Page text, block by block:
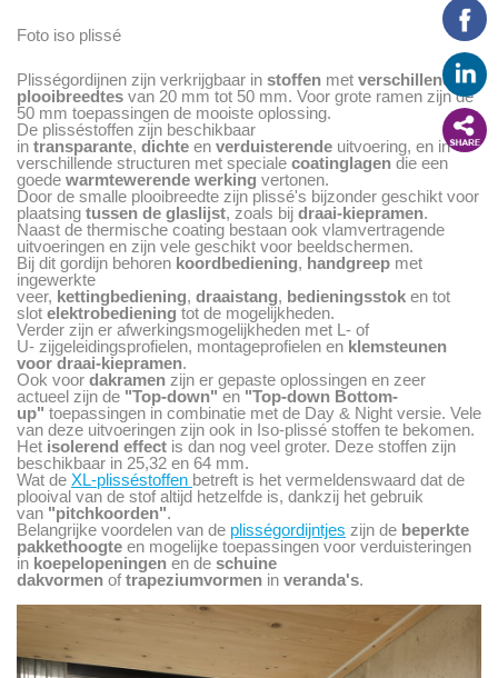
Foto iso plissé
Plisségordijnen zijn verkrijgbaar in stoffen met verschillende
plooibreedtes van 20 mm tot 50 mm. Voor grote ramen zijn de
50 mm toepassingen de mooiste oplossing.
De plisséstoffen zijn beschikbaar
in transparante, dichte en verduisterende uitvoering, en in
verschillende structuren met speciale coatinglagen die een
goede warmtewerende werking vertonen.
Door de smalle plooibreedte zijn plissé's bijzonder geschikt voor
plaatsing tussen de glaslijst, zoals bij draai-kiepramen.
Naast de thermische coating bestaan ook vlamvertragende
uitvoeringen en zijn vele geschikt voor beeldschermen.
Bij dit gordijn behoren koordbediening, handgreep met
ingewerkte
veer, kettingbediening, draaistang, bedieningsstok en tot
slot elektrobediening tot de mogelijkheden.
Verder zijn er afwerkingsmogelijkheden met L- of
U- zijgeleidingsprofielen, montageprofielen en klemsteunen
voor draai-kiepramen.
Ook voor dakramen zijn er gepaste oplossingen en zeer
actueel zijn de "Top-down" en "Top-down Bottom-
up" toepassingen in combinatie met de Day & Night versie. Vele
van deze uitvoeringen zijn ook in Iso-plissé stoffen te bekomen.
Het isolerend effect is dan nog veel groter. Deze stoffen zijn
beschikbaar in 25,32 en 64 mm.
Wat de XL-plisséstoffen betreft is het vermeldenswaard dat de
plooival van de stof altijd hetzelfde is, dankzij het gebruik
van "pitchkoorden".
Belangrijke voordelen van de plisségordijntjes zijn de beperkte
pakkethoogte en mogelijke toepassingen voor verduisteringen
in koepelopeningen en de schuine
dakvormen of trapeziumvormen in veranda's.